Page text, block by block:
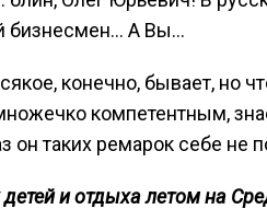
бизнесмен… А Вы…
конечно, бывает, но
компетентным,
он таких ремарок себе не
детей и отдыха летом на